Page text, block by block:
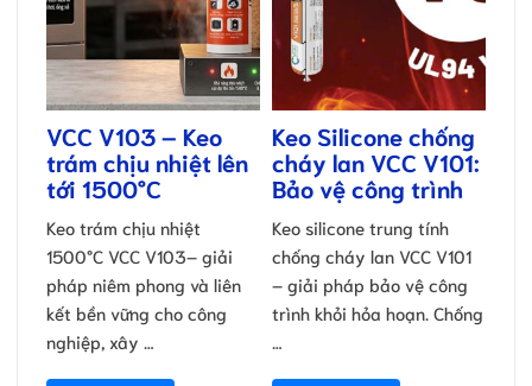
VCC V103 – Keo
trám chịu nhiệt lên
tới 1500°C
Keo trám chịu nhiệt
1500°C VCC V103– giải
pháp niêm phong và liên
kết bền vững cho công
nghiệp, xây …
Keo Silicone chống
cháy lan VCC V101:
Bảo vệ công trình
Keo silicone trung tính
chống cháy lan VCC V101
– giải pháp bảo vệ công
trình khỏi hỏa hoạn. Chống